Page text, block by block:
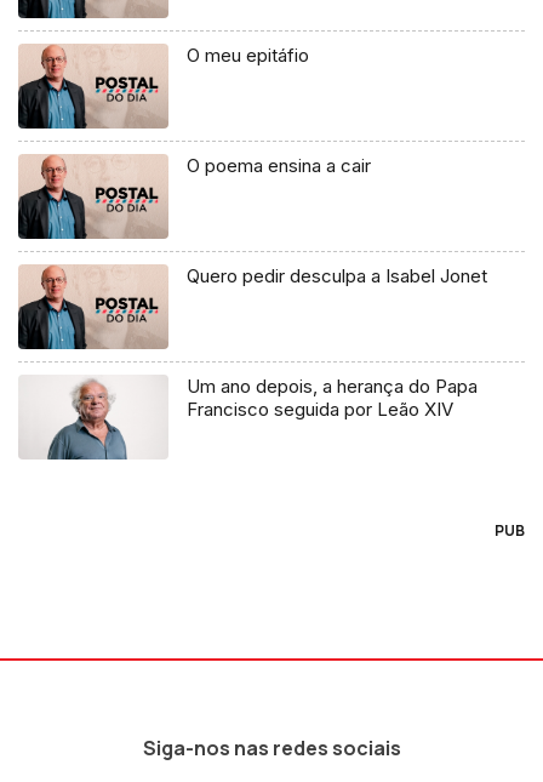
O meu epitáfio
O poema ensina a cair
Quero pedir desculpa a Isabel Jonet
Um ano depois, a herança do Papa
Francisco seguida por Leão XIV
PUB
Siga-nos nas redes sociais